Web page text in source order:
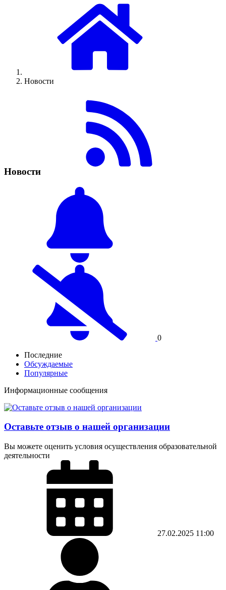
Новости
Новости
0
Последние
Обсуждаемые
Популярные
Информационные сообщения
Оставьте отзыв о нашей организации
Вы можете оценить условия осуществления образовательной
деятельности
27.02.2025 11:00